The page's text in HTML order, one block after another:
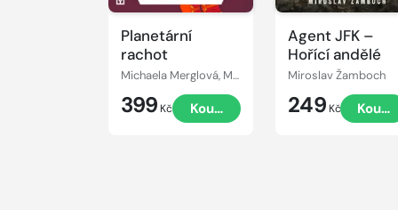
Planetární
rachot
Michaela Merglová, Martin Paytok
399 Kč Koupit
Agent JFK –
Hořící andělé
Miroslav Žamboch
249 Kč